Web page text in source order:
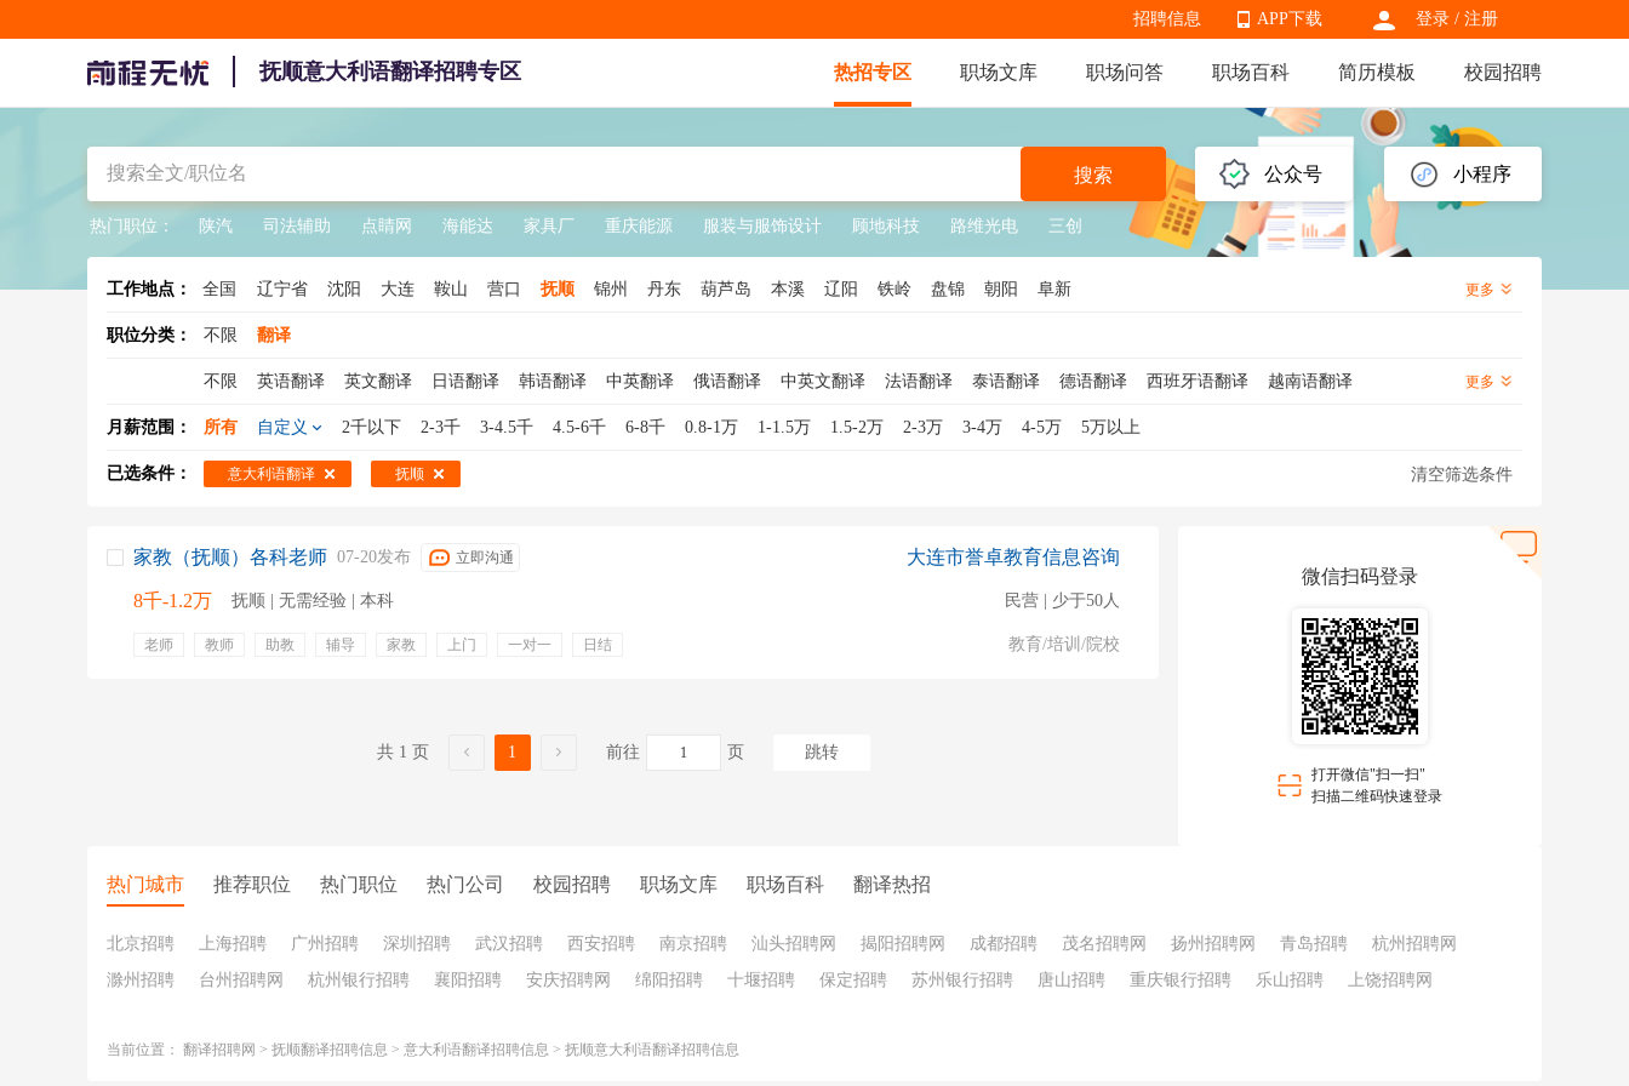
登录 / 注册
APP下载
APP下载
招聘信息
抚顺意大利语翻译招聘专区 热招专区 职场文库 职场问答 职场百科 简历模板 校园招聘
公众号 小程序
搜索
热门职位： 陕汽 司法辅助 点睛网 海能达 家具厂 重庆能源 服装与服饰设计 顾地科技 路维光电 三创
工作地点： 全国 辽宁省 沈阳 大连 鞍山 营口 抚顺 锦州 丹东 葫芦岛 本溪 辽阳 铁岭 盘锦 朝阳 阜新 更多
职位分类： 不限 翻译
不限 英语翻译 英文翻译 日语翻译 韩语翻译 中英翻译 俄语翻译 中英文翻译 法语翻译 泰语翻译 德语翻译 西班牙语翻译
越南语翻译
专业翻译
同声传译 意大利语翻译 阿拉伯语翻译 对外汉语教师 土耳其语翻译 印尼语翻译 葡萄牙语翻译 字幕翻译
更多
月薪范围： 所有 自定义 2千以下 2-3千 3-4.5千 4.5-6千 6-8千 0.8-1万 1-1.5万 1.5-2万 2-3万 3-4万 4-5万 5万以上
已选条件： 意大利语翻译 抚顺 清空筛选条件
家教（抚顺）各科老师 07-20发布 立即沟通
8千-1.2万 抚顺 | 无需经验 | 本科
老师 教师 助教 辅导 家教 上门 一对一
日结
大连市誉卓教育信息咨询
民营 | 少于50人
教育/培训/院校
共 1 页 1 前往 页 跳转
微信扫码登录
打开微信"扫一扫"
扫描二维码快速登录
热门城市 推荐职位 热门职位 热门公司 校园招聘 职场文库 职场百科 翻译热招
北京招聘 上海招聘 广州招聘 深圳招聘 武汉招聘 西安招聘 南京招聘 汕头招聘网 揭阳招聘网 成都招聘 茂名招聘网 扬州招聘网 青岛招聘
杭州招聘网
滁州招聘
台州招聘网 杭州银行招聘 襄阳招聘 安庆招聘网 绵阳招聘 十堰招聘 保定招聘 苏州银行招聘 唐山招聘 重庆银行招聘 乐山招聘 上饶招聘网
当前位置： 翻译招聘网 > 抚顺翻译招聘信息 > 意大利语翻译招聘信息 > 抚顺意大利语翻译招聘信息